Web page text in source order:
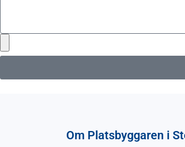
Om Platsbyggaren i